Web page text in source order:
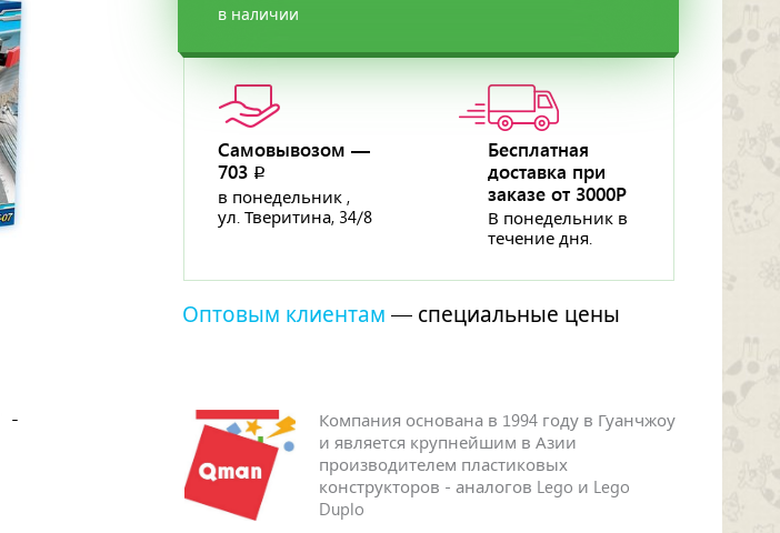
в наличии
Самовывозом —
703 p
в понедельник ,
ул. Тверитина, 34/8
Бесплатная
доставка при
заказе от 3000Р
В понедельник в
течение дня.
Оптовым клиентам — специальные цены
-
Компания основана в 1994 году в Гуанчжоу
и является крупнейшим в Азии
производителем пластиковых
конструкторов - аналогов Lego и Lego
Duplo